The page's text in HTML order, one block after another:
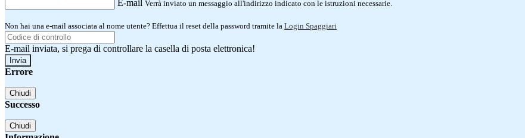
E-mail Verrà inviato un messaggio all'indirizzo indicato con le istruzioni necessarie.
Non hai una e-mail associata al nome utente? Effettua il reset della password tramite la Login Spaggiari
E-mail inviata, si prega di controllare la casella di posta elettronica!
Errore
Chiudi
Successo
Chiudi